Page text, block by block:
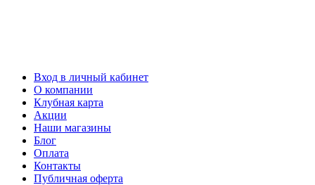
Вход в личный кабинет
О компании
Клубная карта
Акции
Наши магазины
Блог
Оплата
Контакты
Публичная оферта